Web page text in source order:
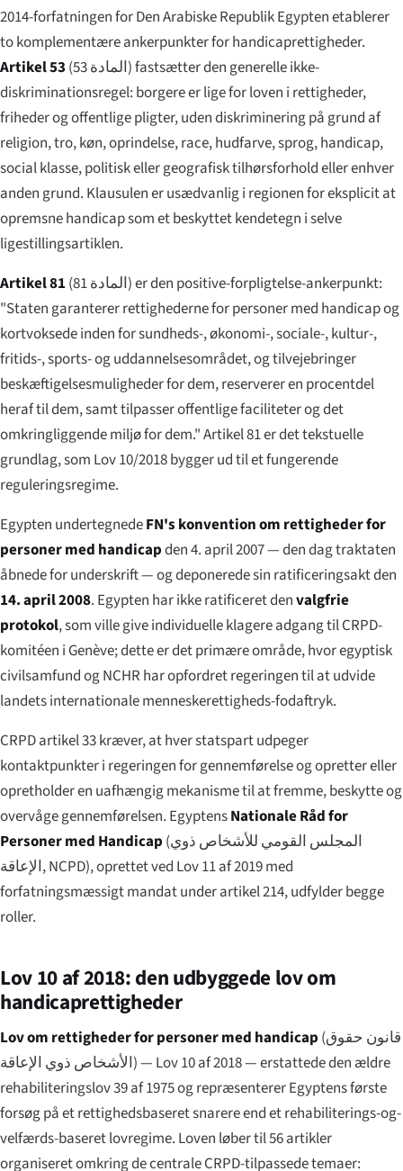
2014-forfatningen for Den Arabiske Republik Egypten etablerer
to komplementære ankerpunkter for handicaprettigheder.
Artikel 53 ( المادة 53) fastsætter den generelle ikke-
diskriminationsregel: borgere er lige for loven i rettigheder,
friheder og offentlige pligter, uden diskriminering på grund af
religion, tro, køn, oprindelse, race, hudfarve, sprog, handicap,
social klasse, politisk eller geografisk tilhørsforhold eller enhver
anden grund. Klausulen er usædvanlig i regionen for eksplicit at
opremsne handicap som et beskyttet kendetegn i selve
ligestillingsartiklen.
Artikel 81 ( المادة 81) er den positive-forpligtelse-ankerpunkt:
"Staten garanterer rettighederne for personer med handicap og
kortvoksede inden for sundheds-, økonomi-, sociale-, kultur-,
fritids-, sports- og uddannelsesområdet, og tilvejebringer
beskæftigelsesmuligheder for dem, reserverer en procentdel
heraf til dem, samt tilpasser offentlige faciliteter og det
omkringliggende miljø for dem." Artikel 81 er det tekstuelle
grundlag, som Lov 10/2018 bygger ud til et fungerende
reguleringsregime.
Egypten undertegnedeFN's konvention om rettigheder for
personer med handicapden 4. april 2007 — den dag traktaten
åbnede for underskrift — og deponerede sin ratificeringsakt den
14. april 2008. Egypten har ikke ratificeret denvalgfrie
protokol, som ville give individuelle klagere adgang til CRPD-
komitéen i Genève; dette er det primære område, hvor egyptisk
civilsamfund og NCHR har opfordret regeringen til at udvide
landets internationale menneskerettigheds-fodaftryk.
CRPD artikel 33 kræver, at hver statspart udpeger
kontaktpunkter i regeringen for gennemførelse og opretter eller
opretholder en uafhængig mekanisme til at fremme, beskytte og
overvåge gennemførelsen. EgyptensNationale Råd for
Personer med Handicap (المجلس القومي للأشخاص ذوي
الإعاقة, NCPD), oprettet ved Lov 11 af 2019 med
forfatningsmæssigt mandat under artikel 214, udfylder begge
roller.
Lov 10 af 2018: den udbyggede lov om
handicaprettigheder
Lov om rettigheder for personer med handicap (قانون حقوق
الأشخاص ذوي الإعاقة) — Lov 10 af 2018 — erstattede den ældre
rehabiliteringslov 39 af 1975 og repræsenterer Egyptens første
forsøg på et rettighedsbaseret snarere end et rehabiliterings-og-
velfærds-baseret lovregime. Loven løber til 56 artikler
organiseret omkring de centrale CRPD-tilpassede temaer: